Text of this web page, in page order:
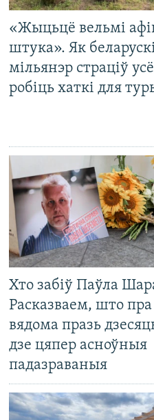
«Жыцьцё вельмі
штука». Як
мільянэр страціў
робіць хаткі для
Хто забіў Паўла
Расказваем, што пра
вядома празь
дзе цяпер асноўныя
падазраваныя